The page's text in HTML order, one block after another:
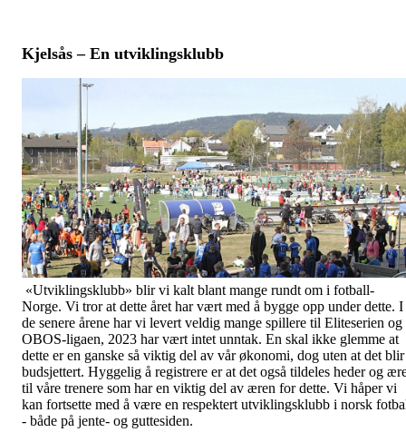
Kjelsås – En utviklingsklubb
«Utviklingsklubb» blir vi kalt blant mange rundt om i fotball-
Norge. Vi tror at dette året har vært med å bygge opp under dette. I
de senere årene har vi levert veldig mange spillere til Eliteserien og
OBOS-ligaen, 2023 har vært intet unntak. En skal ikke glemme at
dette er en ganske så viktig del av vår økonomi, dog uten at det blir
budsjettert. Hyggelig å registrere er at det også tildeles heder og
til våre trenere som har en viktig del av æren for dette. Vi håper vi
kan fortsette med å være en respektert utviklingsklubb i norsk
- både på jente- og guttesiden.